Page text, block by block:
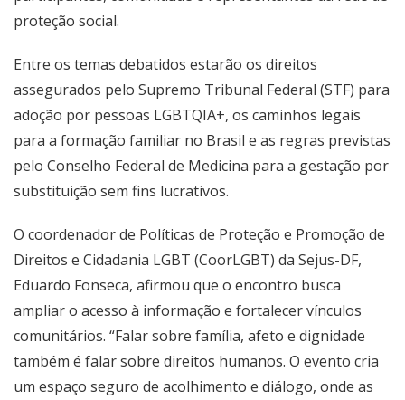
proteção social.
Entre os temas debatidos estarão os direitos
assegurados pelo Supremo Tribunal Federal (STF) para
adoção por pessoas LGBTQIA+, os caminhos legais
para a formação familiar no Brasil e as regras previstas
pelo Conselho Federal de Medicina para a gestação por
substituição sem fins lucrativos.
O coordenador de Políticas de Proteção e Promoção de
Direitos e Cidadania LGBT (CoorLGBT) da Sejus-DF,
Eduardo Fonseca, afirmou que o encontro busca
ampliar o acesso à informação e fortalecer vínculos
comunitários. “Falar sobre família, afeto e dignidade
também é falar sobre direitos humanos. O evento cria
um espaço seguro de acolhimento e diálogo, onde as